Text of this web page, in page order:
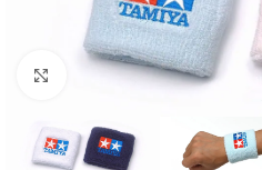
Click to enlarge